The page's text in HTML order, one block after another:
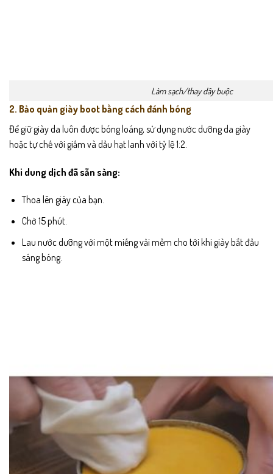
Làm sạch/thay dây buộc
2. Bảo quản giày boot bằng cách đánh bóng
Để giữ giày da luôn được bóng loáng, sử dụng nước dưỡng da giày
hoặc tự chế với giấm và dầu hạt lanh với tỷ lệ 1:2.
Khi dung dịch đã sẵn sàng:
Thoa lên giày của bạn.
Chờ 15 phút.
Lau nước dưỡng với một miếng vải mềm cho tới khi giày bắt đầu
sáng bóng.